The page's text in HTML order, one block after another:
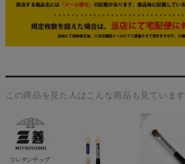
この商品を見た人はこんな商品も見ています